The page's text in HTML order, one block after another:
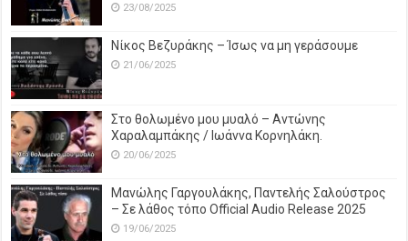
23/08/2025
Νίκος Βεζυράκης – Ίσως να μη γεράσουμε
21/06/2025
Στο θολωμένο μου μυαλό – Αντώνης
Χαραλαμπάκης / Ιωάννα Κορνηλάκη.
20/06/2025
Μανώλης Γαργουλάκης, Παντελής Σαλούστρος
– Σε λάθος τόπο Official Audio Release 2025
19/06/2025